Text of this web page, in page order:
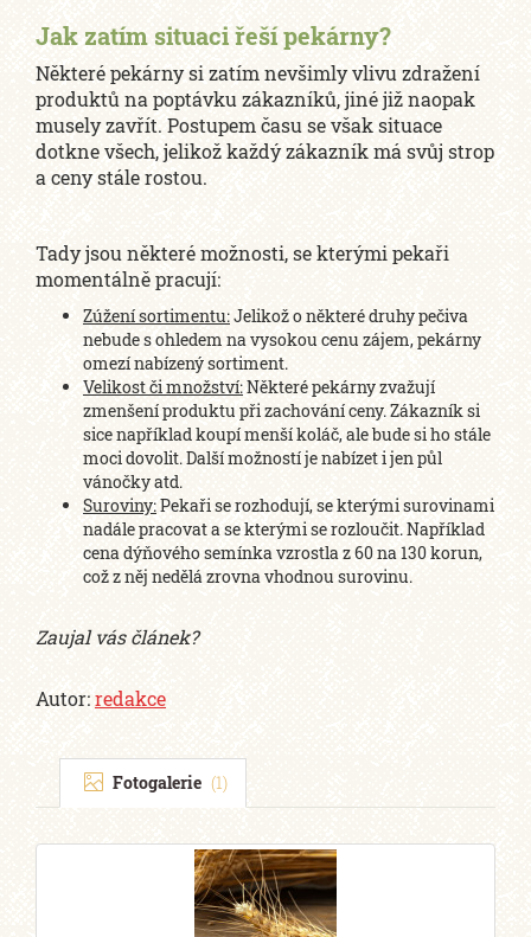
Jak zatím situaci řeší pekárny?
Některé pekárny si zatím nevšimly vlivu zdražení
produktů na poptávku zákazníků, jiné již naopak
musely zavřít. Postupem času se však situace
dotkne všech, jelikož každý zákazník má svůj strop
a ceny stále rostou.
Tady jsou některé možnosti, se kterými pekaři
momentálně pracují:
Zúžení sortimentu:Jelikož o některé druhy pečiva
nebude s ohledem na vysokou cenu zájem, pekárny
omezí nabízený sortiment.
Velikost či množství:Některé pekárny zvažují
zmenšení produktu při zachování ceny. Zákazník si
sice například koupí menší koláč, ale bude si ho stále
moci dovolit. Další možností je nabízet i jen půl
vánočky atd.
Suroviny:Pekaři se rozhodují, se kterými surovinami
nadále pracovat a se kterými se rozloučit. Například
cena dýňového semínka vzrostla z 60 na 130 korun,
což z něj nedělá zrovna vhodnou surovinu.
Zaujal vás článek?
Autor:redakce
Fotogalerie (1)